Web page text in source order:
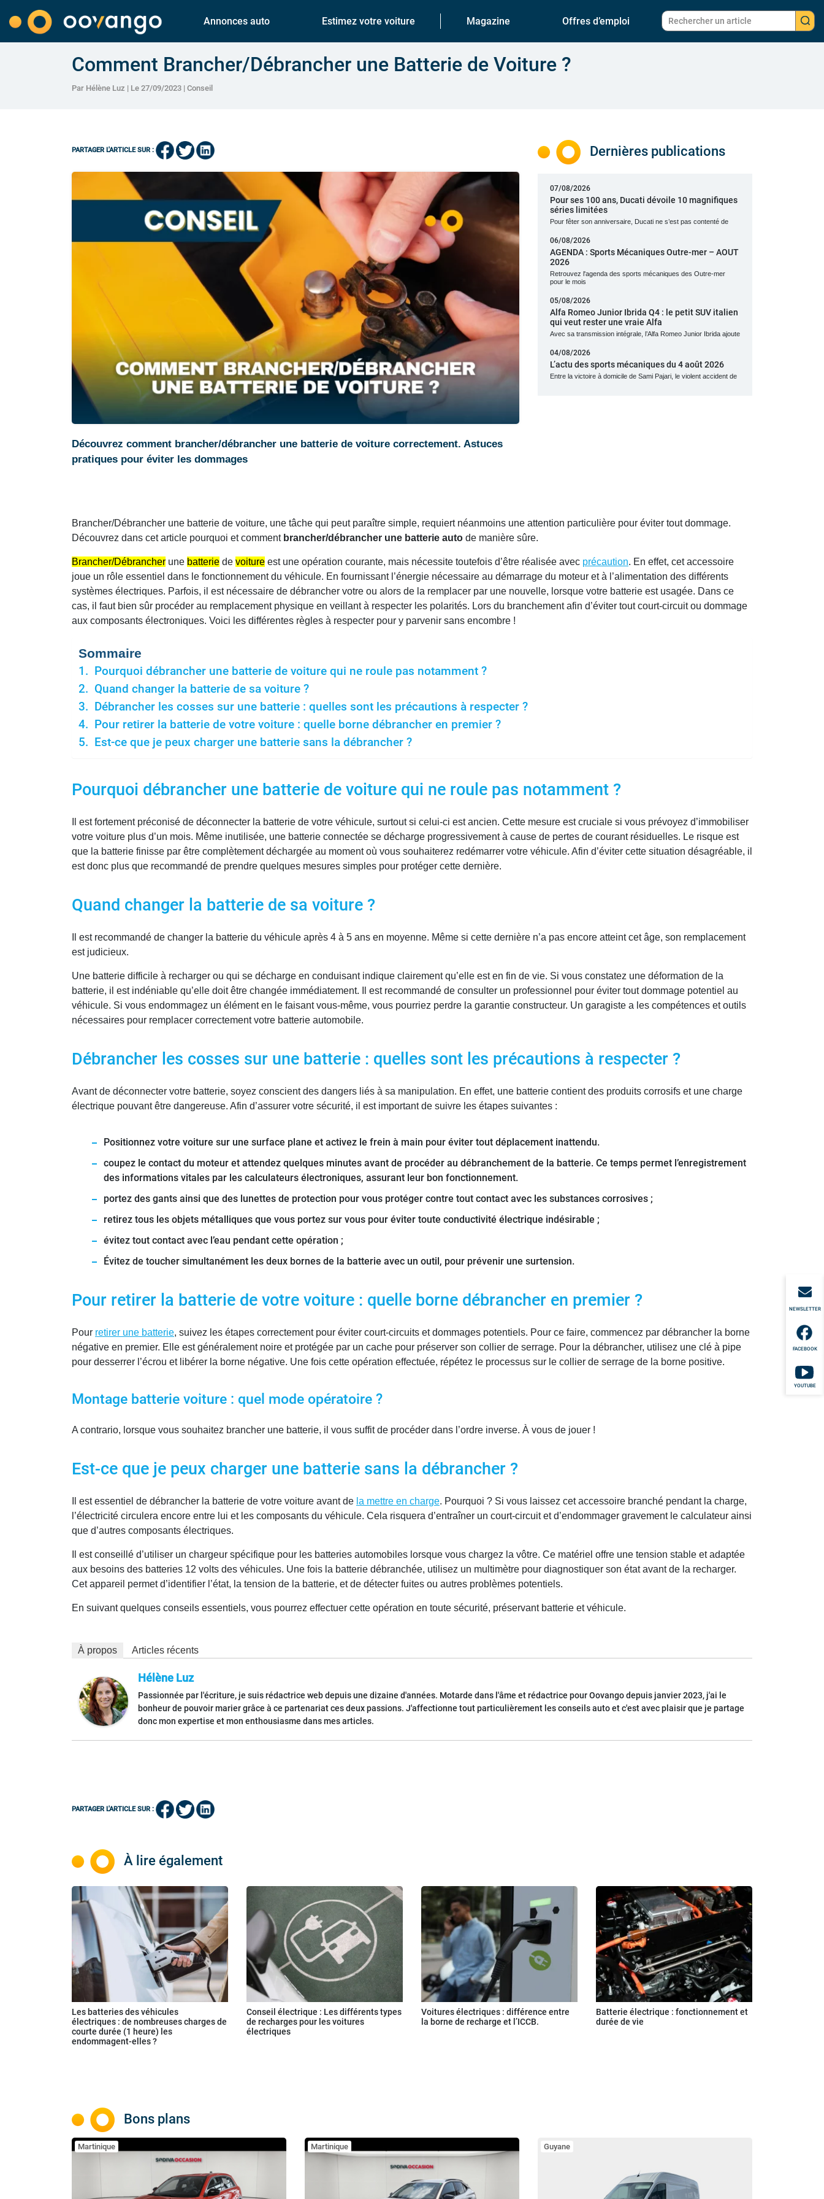
Annonces auto Estimez votre voiture Magazine Offres d’emploi
NEWSLETTER
FACEBOOK
YOUTUBE
Comment Brancher/Débrancher une Batterie de Voiture ?
Par Hélène Luz | Le 27/09/2023 | Conseil
PARTAGER L'ARTICLE SUR :
Découvrez comment brancher/débrancher une batterie de voiture correctement. Astuces
pratiques pour éviter les dommages
Dernières publications
07/08/2026
Pour ses 100 ans, Ducati dévoile 10 magnifiques
séries limitées
Pour fêter son anniversaire, Ducati ne s’est pas contenté de
06/08/2026
AGENDA : Sports Mécaniques Outre-mer – AOUT
2026
Retrouvez l'agenda des sports mécaniques des Outre-mer
pour le mois
05/08/2026
Alfa Romeo Junior Ibrida Q4 : le petit SUV italien
qui veut rester une vraie Alfa
Avec sa transmission intégrale, l’Alfa Romeo Junior Ibrida ajoute
04/08/2026
L’actu des sports mécaniques du 4 août 2026
Entre la victoire à domicile de Sami Pajari, le violent accident de
Brancher/Débrancher une batterie de voiture, une tâche qui peut paraître simple, requiert néanmoins une attention particulière pour éviter tout dommage.
Découvrez dans cet article pourquoi et comment brancher/débrancher une batterie auto de manière sûre.
Brancher/Débrancher une batterie de voiture est une opération courante, mais nécessite toutefois d’être réalisée avec précaution. En effet, cet accessoire
joue un rôle essentiel dans le fonctionnement du véhicule. En fournissant l’énergie nécessaire au démarrage du moteur et à l’alimentation des différents
systèmes électriques. Parfois, il est nécessaire de débrancher votre ou alors de la remplacer par une nouvelle, lorsque votre batterie est usagée. Dans ce
cas, il faut bien sûr procéder au remplacement physique en veillant à respecter les polarités. Lors du branchement afin d’éviter tout court-circuit ou dommage
aux composants électroniques. Voici les différentes règles à respecter pour y parvenir sans encombre !
Sommaire
Pourquoi débrancher une batterie de voiture qui ne roule pas notamment ?
Quand changer la batterie de sa voiture ?
Débrancher les cosses sur une batterie : quelles sont les précautions à respecter ?
Pour retirer la batterie de votre voiture : quelle borne débrancher en premier ?
Est-ce que je peux charger une batterie sans la débrancher ?
Pourquoi débrancher une batterie de voiture qui ne roule pas notamment ?
Il est fortement préconisé de déconnecter la batterie de votre véhicule, surtout si celui-ci est ancien. Cette mesure est cruciale si vous prévoyez d’immobiliser
votre voiture plus d’un mois. Même inutilisée, une batterie connectée se décharge progressivement à cause de pertes de courant résiduelles. Le risque est
que la batterie finisse par être complètement déchargée au moment où vous souhaiterez redémarrer votre véhicule. Afin d’éviter cette situation désagréable, il
est donc plus que recommandé de prendre quelques mesures simples pour protéger cette dernière.
Quand changer la batterie de sa voiture ?
Il est recommandé de changer la batterie du véhicule après 4 à 5 ans en moyenne. Même si cette dernière n’a pas encore atteint cet âge, son remplacement
est judicieux.
Une batterie difficile à recharger ou qui se décharge en conduisant indique clairement qu’elle est en fin de vie. Si vous constatez une déformation de la
batterie, il est indéniable qu’elle doit être changée immédiatement. Il est recommandé de consulter un professionnel pour éviter tout dommage potentiel au
véhicule. Si vous endommagez un élément en le faisant vous-même, vous pourriez perdre la garantie constructeur. Un garagiste a les compétences et outils
nécessaires pour remplacer correctement votre batterie automobile.
Débrancher les cosses sur une batterie : quelles sont les précautions à respecter ?
Avant de déconnecter votre batterie, soyez conscient des dangers liés à sa manipulation. En effet, une batterie contient des produits corrosifs et une charge
électrique pouvant être dangereuse. Afin d’assurer votre sécurité, il est important de suivre les étapes suivantes :
Positionnez votre voiture sur une surface plane et activez le frein à main pour éviter tout déplacement inattendu.
coupez le contact du moteur et attendez quelques minutes avant de procéder au débranchement de la batterie. Ce temps permet l’enregistrement
des informations vitales par les calculateurs électroniques, assurant leur bon fonctionnement.
portez des gants ainsi que des lunettes de protection pour vous protéger contre tout contact avec les substances corrosives ;
retirez tous les objets métalliques que vous portez sur vous pour éviter toute conductivité électrique indésirable ;
évitez tout contact avec l’eau pendant cette opération ;
Évitez de toucher simultanément les deux bornes de la batterie avec un outil, pour prévenir une surtension.
Pour retirer la batterie de votre voiture : quelle borne débrancher en premier ?
Pour retirer une batterie, suivez les étapes correctement pour éviter court-circuits et dommages potentiels. Pour ce faire, commencez par débrancher la borne
négative en premier. Elle est généralement noire et protégée par un cache pour préserver son collier de serrage. Pour la débrancher, utilisez une clé à pipe
pour desserrer l’écrou et libérer la borne négative. Une fois cette opération effectuée, répétez le processus sur le collier de serrage de la borne positive.
Montage batterie voiture : quel mode opératoire ?
A contrario, lorsque vous souhaitez brancher une batterie, il vous suffit de procéder dans l’ordre inverse. À vous de jouer !
Est-ce que je peux charger une batterie sans la débrancher ?
Il est essentiel de débrancher la batterie de votre voiture avant de la mettre en charge. Pourquoi ? Si vous laissez cet accessoire branché pendant la charge,
l’électricité circulera encore entre lui et les composants du véhicule. Cela risquera d’entraîner un court-circuit et d’endommager gravement le calculateur ainsi
que d’autres composants électriques.
Il est conseillé d’utiliser un chargeur spécifique pour les batteries automobiles lorsque vous chargez la vôtre. Ce matériel offre une tension stable et adaptée
aux besoins des batteries 12 volts des véhicules. Une fois la batterie débranchée, utilisez un multimètre pour diagnostiquer son état avant de la recharger.
Cet appareil permet d’identifier l’état, la tension de la batterie, et de détecter fuites ou autres problèmes potentiels.
En suivant quelques conseils essentiels, vous pourrez effectuer cette opération en toute sécurité, préservant batterie et véhicule.
À propos Articles récents
Hélène Luz
Passionnée par l'écriture, je suis rédactrice web depuis une dizaine d'années. Motarde dans l'âme et rédactrice pour Oovango depuis janvier 2023, j'ai le
bonheur de pouvoir marier grâce à ce partenariat ces deux passions. J'affectionne tout particulièrement les conseils auto et c'est avec plaisir que je partage
donc mon expertise et mon enthousiasme dans mes articles.
PARTAGER L'ARTICLE SUR :
À lire également
Les batteries des véhicules
électriques : de nombreuses charges de
courte durée (1 heure) les
endommagent-elles ?
Conseil électrique : Les différents types
de recharges pour les voitures
électriques
Voitures électriques : différence entre
la borne de recharge et l’ICCB.
Batterie électrique : fonctionnement et
durée de vie
Bons plans
Martinique Martinique Guyane